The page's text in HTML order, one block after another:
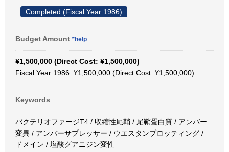
Completed (Fiscal Year 1986)
Budget Amount *help
¥1,500,000 (Direct Cost: ¥1,500,000)
Fiscal Year 1986: ¥1,500,000 (Direct Cost: ¥1,500,000)
Keywords
バクテリオファージT4 / 収縮性尾鞘 / 尾鞘蛋白質 / アンバー
変異 / アンバーサプレッサー / ウエスタンブロッティング /
ドメイン / 塩酸グアニジン変性